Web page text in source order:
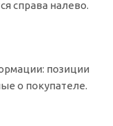
справа налево.
позиции
о покупателе.